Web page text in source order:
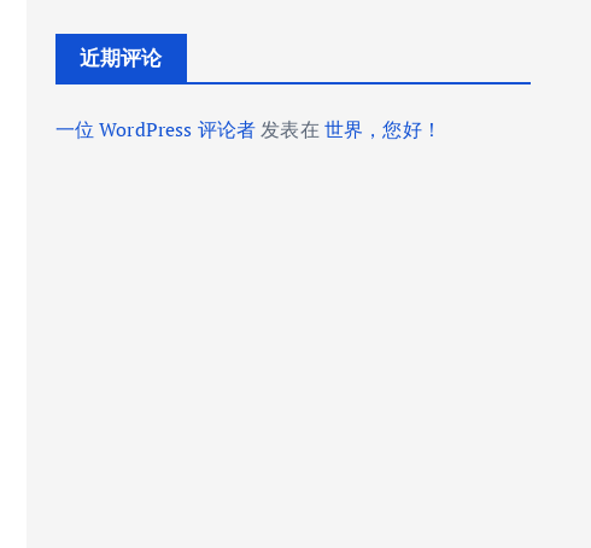
近期评论
一位 WordPress 评论者发表在 世界，您好！